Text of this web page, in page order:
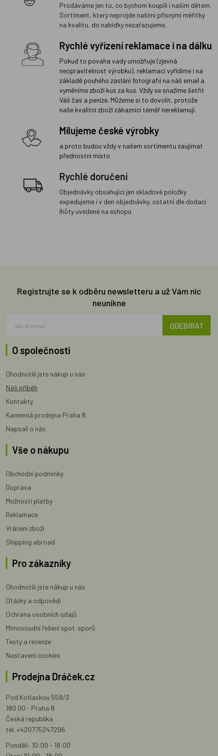
Prodáváme jen to, co bychom koupili i našim dětem.
Sortiment, který neprojde našimi přísnými měřítky
na kvalitu, do nabídky nezařazujeme.
Rychlé vyřízení reklamace i na dálku
Pokud to povaha vady umožňuje (zjevná
neopravitelnost výrobku), reklamaci vyřídíme i na
základě pouhého zaslání fotografií na náš email a
vyměníme zboží kus za kus. Vždy se snažíme šetřit
Váš čas a peníze. Můžeme si to dovolit, protože
naše kvalitní zboží zákazníci téměř nereklamují.
Milujeme české výrobky
a proto budou vždy v našem sortimentu zaujímat
přednostní místo
Rychlé doručení
Objednávky obsahující jen skladové položky
expedujeme i v den objednávky, ostatní dle dodací
lhůty uvedené na eshopu
Registrujte se k odběru newsletteru a už Vám nic
neunikne
ODEBÍRAT
O společnosti
Ohodnotili jste nákup u nás
Náš příběh
Kontakty
Kamenná prodejna Praha 8
Napsali o nás
Vše o nákupu
Obchodní podmínky
Doprava
Možnosti platby
Reklamace
Vrácení zboží
Shipping abroad
Pro zákazníky
Ohodnotili jste nákup u nás
Otázky a odpovědi
Ochrana osobních údajů
Mimosoudní řešení spot. sporů
Testy a recenze
Nastavení cookies
Prodejna Dráček.cz
Pod Kotlaskou 558/3
180 00 - Praha 8
Česká republika
tel. +420775247296
Pondělí: 10:00 - 18:00